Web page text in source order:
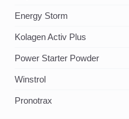
Energy Storm
Kolagen Activ Plus
Power Starter Powder
Winstrol
Pronotrax